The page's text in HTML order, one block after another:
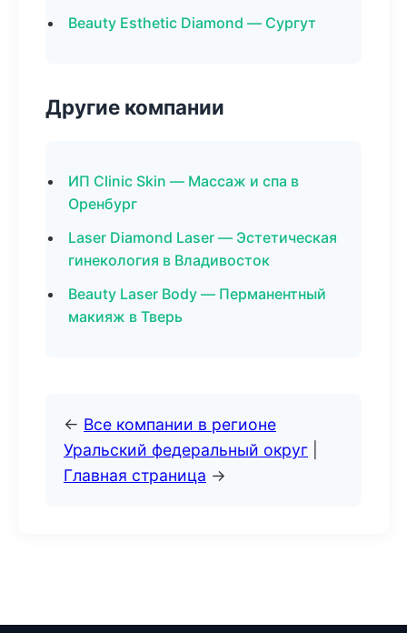
Beauty Esthetic Diamond — Сургут
Другие компании
ИП Clinic Skin — Массаж и спа в
Оренбург
Laser Diamond Laser — Эстетическая
гинекология в Владивосток
Beauty Laser Body — Перманентный
макияж в Тверь
← Все компании в регионе
Уральский федеральный округ
Главная страница →